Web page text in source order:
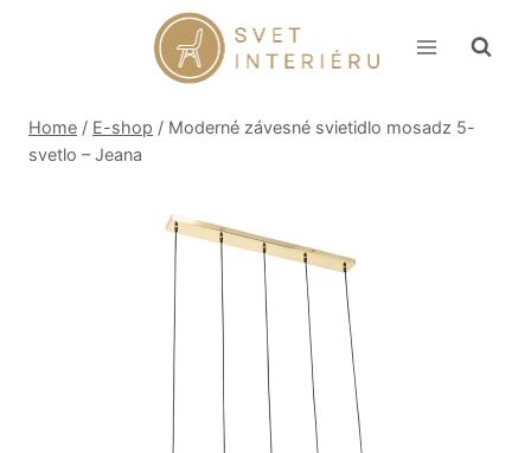
Home / E-shop / Moderné závesné svietidlo mosadz 5-
svetlo – Jeana